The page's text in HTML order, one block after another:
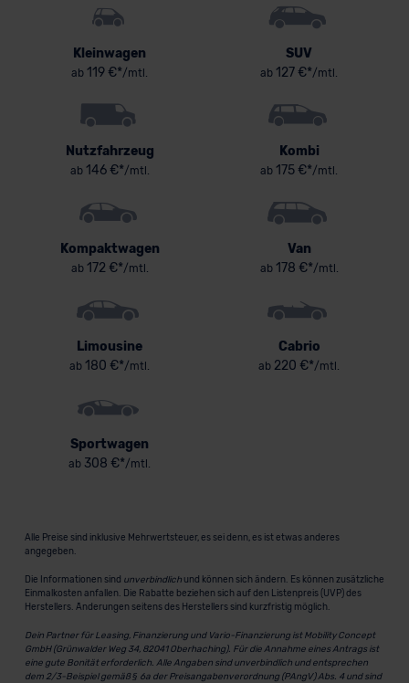
Kleinwagen
ab 119 €*/mtl.
SUV
ab 127 €*/mtl.
Nutzfahrzeug
ab146 €*/mtl.
Kombi
ab 175 €*/mtl.
Kompaktwagen
ab172 €*/mtl.
Van
ab178 €*/mtl.
Limousine
ab 180 €*/mtl.
Cabrio
ab 220 €*/mtl.
Sportwagen
ab 308 €*/mtl.
Alle Preise sind inklusive Mehrwertsteuer, es sei denn, es ist etwas anderes
angegeben.
Die Informationen sind unverbindlichund können sich ändern. Es können zusätzliche
Einmalkosten anfallen. Die Rabatte beziehen sich auf den Listenpreis (UVP) des
Herstellers. Änderungen seitens des Herstellers sind kurzfristig möglich.
Dein Partner für Leasing, Finanzierung und Vario-Finanzierung ist Mobility Concept
GmbH (Grünwalder Weg 34, 82041 Oberhaching). Für die Annahme eines Antrags ist
eine gute Bonität erforderlich. Alle Angaben sind unverbindlich und entsprechen
dem 2/3-Beispiel gemäß § 6a der Preisangabenverordnung (PAngV) Abs. 4 und sind